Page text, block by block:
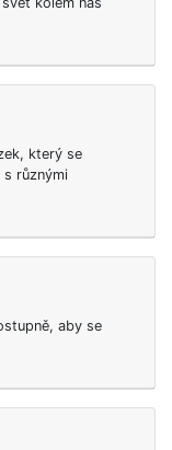
který se
s různými
aby se